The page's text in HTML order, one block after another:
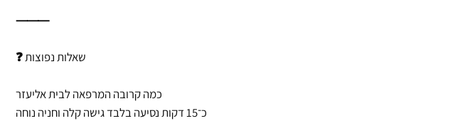
⸻
❓ שאלות נפוצות
כמה קרובה המרפאה לבית אליעזר
כ־15 דקות נסיעה בלבד גישה קלה וחניה נוחה